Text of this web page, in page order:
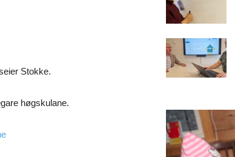
Stokke.
høgskulane.